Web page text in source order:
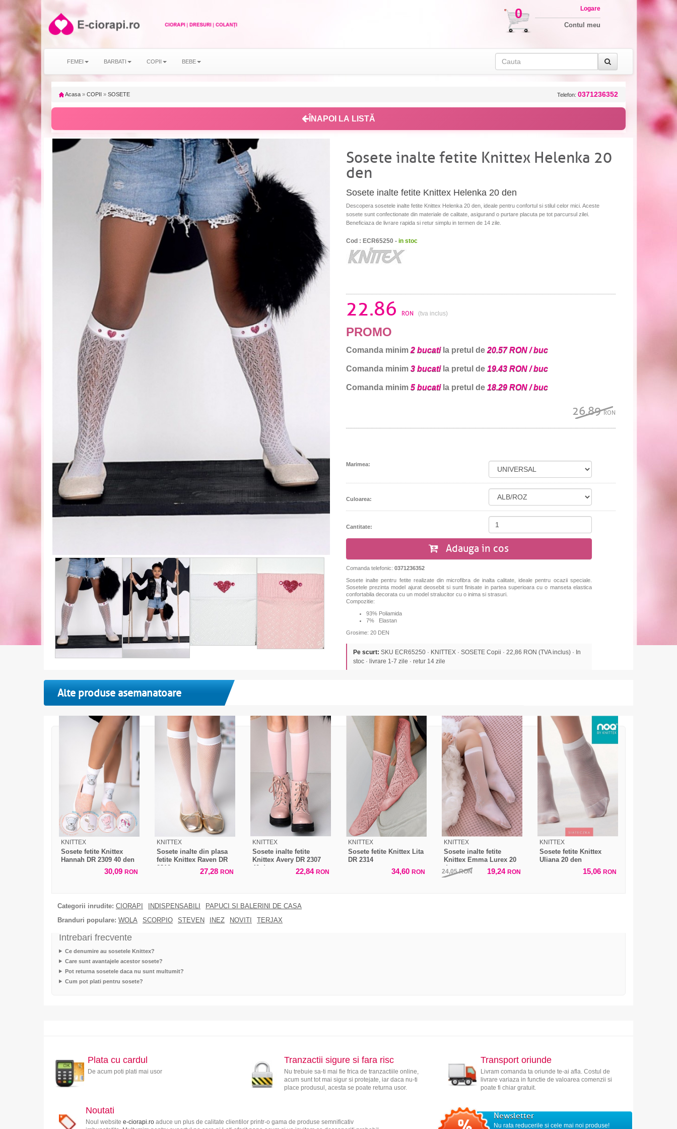
0 Logare
Contul meu
FEMEI BARBATI COPII BEBE
Acasa » COPII » SOSETE Telefon: 0371236352
ÎNAPOI LA LISTĂ
Sosete inalte fetite Knittex Helenka 20
den
Sosete inalte fetite Knittex Helenka 20 den
Descopera sosetele inalte fetite Knittex Helenka 20 den, ideale pentru confortul si stilul celor mici. Aceste
sosete sunt confectionate din materiale de calitate, asigurand o purtare placuta pe tot parcursul zilei.
Beneficiaza de livrare rapida si retur simplu in termen de 14 zile.
Cod : ECR65250 - in stoc
22.86 RON (tva inclus)
PROMO
Comanda minim 2 bucatila pretul de 20.57 RON / buc
Comanda minim 3 bucatila pretul de 19.43 RON / buc
Comanda minim 5 bucatila pretul de 18.29 RON / buc
26.89RON
Marimea:
Culoarea:
Cantitate:
Adauga in cos
Comanda telefonic: 0371236352
Sosete inalte pentru fetite realizate din microfibra de inalta calitate, ideale pentru ocazii speciale.
Sosetele prezinta model ajurat deosebit si sunt finisate in partea superioara cu o manseta elastica
confortabila decorata cu un model stralucitor cu o inima si strasuri.
Compozitie:
93% Poliamida
7% Elastan
Grosime: 20 DEN
Pe scurt: SKU ECR65250 · KNITTEX · SOSETE Copii · 22,86 RON (TVA inclus) · In
stoc · livrare 1-7 zile · retur 14 zile
Alte produse asemanatoare
KNITTEX
Sosete fetite Knittex
Hannah DR 2309 40 den
30,09 RON
KNITTEX
Sosete inalte din plasa
fetite Knittex Raven DR
2310
27,28 RON
KNITTEX
Sosete inalte fetite
Knittex Avery DR 2307
40 den
22,84 RON
KNITTEX
Sosete fetite Knittex Lita
DR 2314
34,60 RON
KNITTEX
Sosete inalte fetite
Knittex Emma Lurex 20
den
24,05RON 19,24 RON
KNITTEX
Sosete fetite Knittex
Uliana 20 den
15,06 RON
Categorii inrudite: CIORAPI INDISPENSABILI
PAPUCI SI BALERINI DE CASA
Branduri populare: WOLA SCORPIO STEVEN INEZ NOVITI TERJAX
Intrebari frecvente
Ce denumire au sosetele Knittex?
Care sunt avantajele acestor sosete?
Pot returna sosetele daca nu sunt multumit?
Cum pot plati pentru sosete?
Plata cu cardul
De acum poti plati mai usor
Tranzactii sigure si fara risc
Nu trebuie sa-ti mai fie frica de tranzactiile online,
acum sunt tot mai sigur si protejate, iar daca nu-ti
place produsul, acesta se poate returna usor.
Transport oriunde
Livram comanda ta oriunde te-ai afla. Costul de
livrare variaza in functie de valoarea comenzii si
poate fi chiar gratuit.
Noutati
Noul website e-ciorapi.roaduce un plus de calitate clientilor printr-o gama de produse semnificativ
Newsletter
Nu rata reducerile si cele mai noi produse!